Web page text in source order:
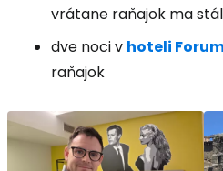
vrátane raňajok ma
dve noci v hoteli
raňajok